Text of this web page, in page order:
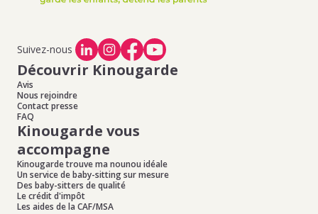
d'emploi de baby-sitting à Lancon Provence
baby-sitting à Le Rove
Suivez-nous
Découvrir Kinougarde
Avis
Nous rejoindre
Contact presse
FAQ
Kinougarde vous
accompagne
Kinougarde trouve ma nounou idéale
Un service de baby-sitting sur mesure
Des baby-sitters de qualité
Le crédit d'impôt
Les aides de la CAF/MSA